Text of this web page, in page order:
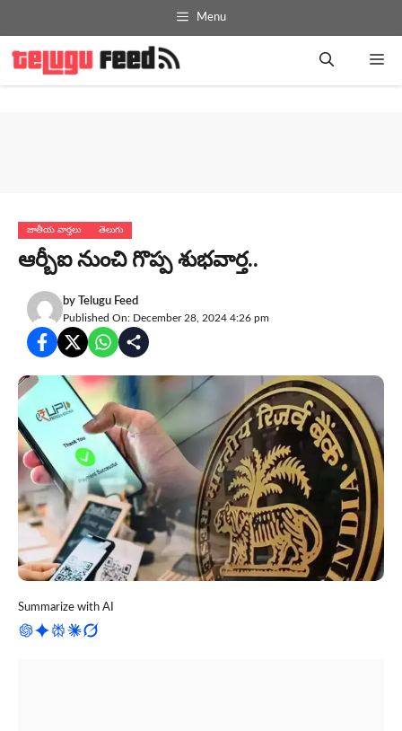
Menu
జాతీయ వార్తలు తెలుగు
ఆర్బీఐ నుంచి గొప్ప శుభ‌వార్త‌..
by Telugu Feed
Published On: December 28, 2024 4:26 pm
Summarize with AI